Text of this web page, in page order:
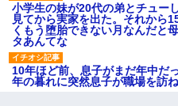
小学生の妹が20代の弟とチュー
見てから実家を出た。それから
くもう堕胎できない月なんだと
タあんてな
10年ほど前、息子がまだ年中だ
年の暮れに突然息子が職場を訪ね